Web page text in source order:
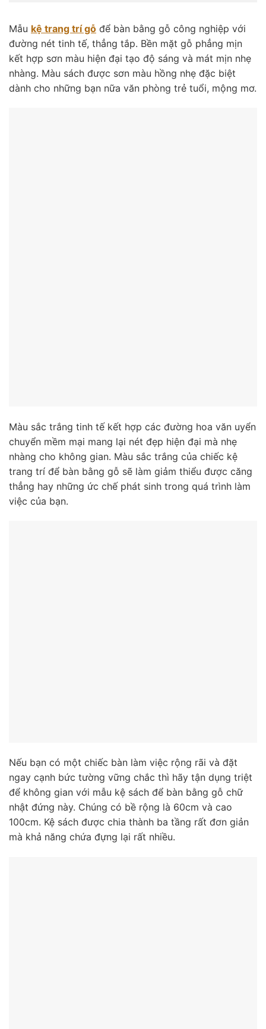
Mẫu kệ trang trí gỗ để bàn bằng gỗ công nghiệp với
đường nét tinh tế, thẳng tắp. Bền mặt gỗ phẳng mịn
kết hợp sơn màu hiện đại tạo độ sáng và mát mịn nhẹ
nhàng. Màu sách được sơn màu hồng nhẹ đặc biệt
dành cho những bạn nữa văn phòng trẻ tuổi, mộng mơ.
Màu sắc trắng tinh tế kết hợp các đường hoa văn uyển
chuyển mềm mại mang lại nét đẹp hiện đại mà nhẹ
nhàng cho không gian. Màu sắc trắng của chiếc kệ
trang trí để bàn bằng gỗ sẽ làm giảm thiểu được căng
thẳng hay những ức chế phát sinh trong quá trình làm
việc của bạn.
Nếu bạn có một chiếc bàn làm việc rộng rãi và đặt
ngay cạnh bức tường vững chắc thì hãy tận dụng triệt
để không gian với mẫu kệ sách để bàn bằng gỗ chữ
nhật đứng này. Chúng có bề rộng là 60cm và cao
100cm. Kệ sách được chia thành ba tầng rất đơn giản
mà khả năng chứa đựng lại rất nhiều.